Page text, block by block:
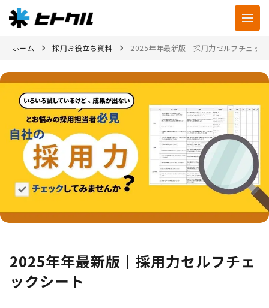
ホーム 採用お役立ち資料 2025年年最新版｜採用力セルフチェッ
2025年年最新版｜採用力セルフチェ
ックシート